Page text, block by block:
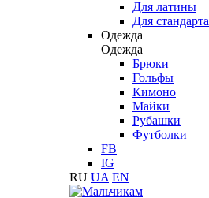
Для латины
Для стандарта
Одежда
Одежда
Брюки
Гольфы
Кимоно
Майки
Рубашки
Футболки
FB
IG
RU UA EN